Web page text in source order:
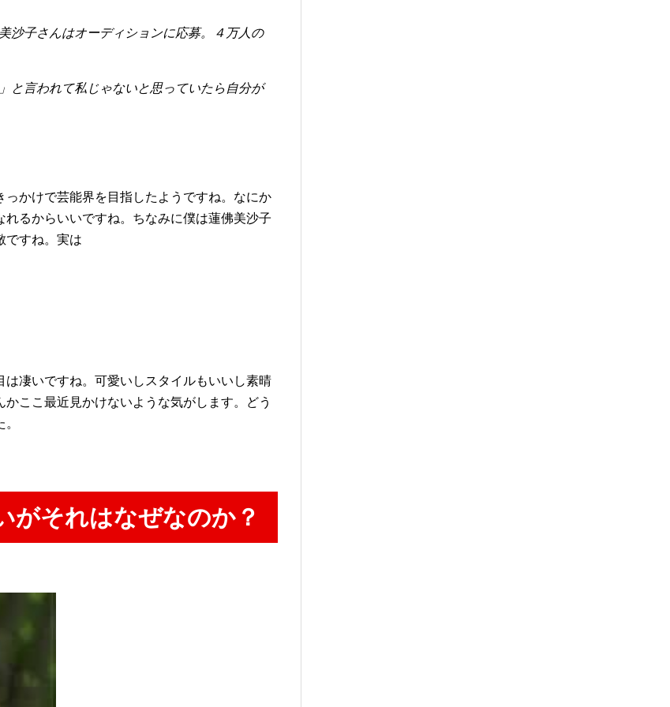
沙子さんはオーディションに応募。４万人の
と言われて私じゃないと思っていたら自分が
かけで芸能界を目指したようですね。なにか
るからいいですね。ちなみに僕は蓮佛美沙子
ですね。実は
凄いですね。可愛いしスタイルもいいし素晴
ここ最近見かけないような気がします。どう
がそれはなぜなのか？